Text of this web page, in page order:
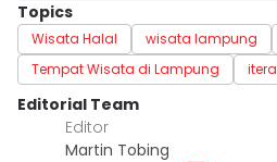
Topics
Wisata Halal wisata lampung
Tempat Wisata di Lampung
itera
Editorial Team
Editor
Martin Tobing